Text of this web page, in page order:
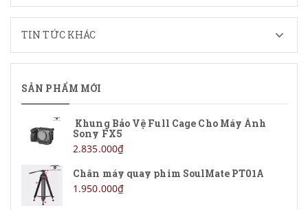
TIN TỨC KHÁC
SẢN PHẨM MỚI
Khung Bảo Vệ Full Cage Cho Máy Ảnh
Sony FX5
2.835.000₫
Chân máy quay phim SoulMate PT01A
1.950.000₫